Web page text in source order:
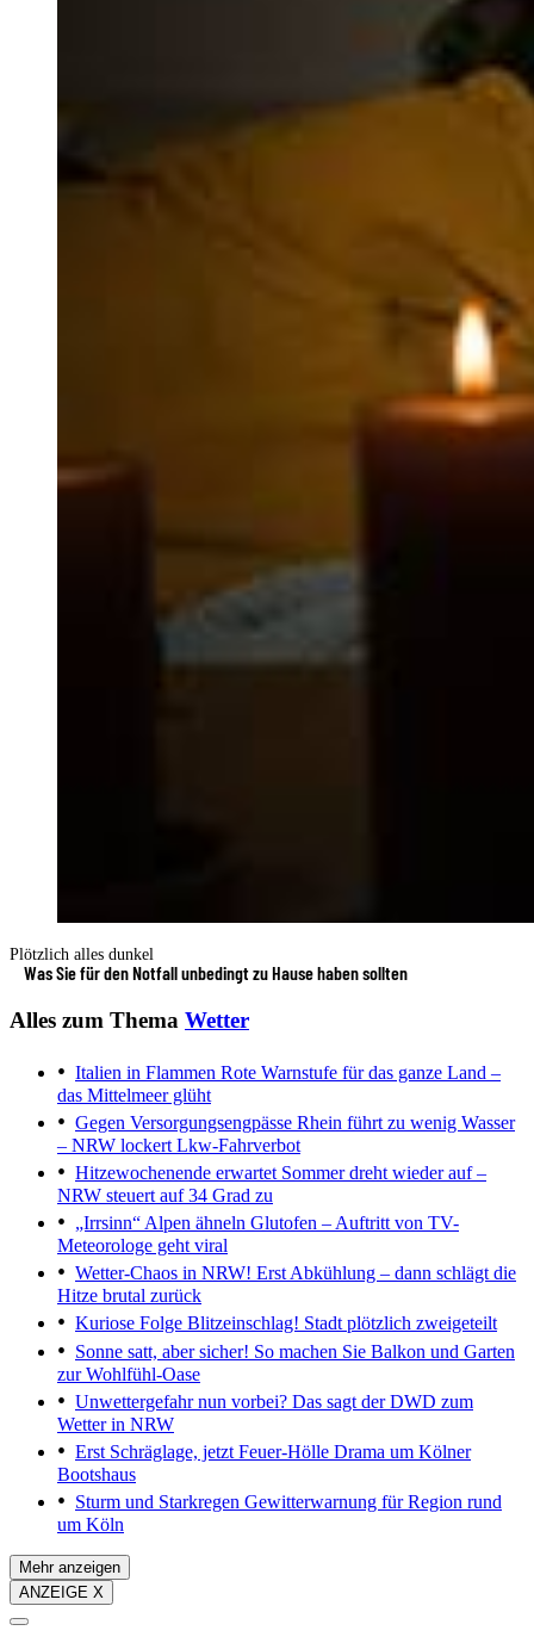
Plötzlich alles dunkel
Was Sie für den Notfall unbedingt zu Hause haben sollten
Alles zum Thema Wetter
Italien in Flammen Rote Warnstufe für das ganze Land –
das Mittelmeer glüht
Gegen Versorgungsengpässe Rhein führt zu wenig Wasser
– NRW lockert Lkw-Fahrverbot
Hitzewochenende erwartet Sommer dreht wieder auf –
NRW steuert auf 34 Grad zu
„Irrsinn“ Alpen ähneln Glutofen – Auftritt von TV-
Meteorologe geht viral
Wetter-Chaos in NRW! Erst Abkühlung – dann schlägt die
Hitze brutal zurück
Kuriose Folge Blitzeinschlag! Stadt plötzlich zweigeteilt
Sonne satt, aber sicher! So machen Sie Balkon und Garten
zur Wohlfühl-Oase
Unwettergefahr nun vorbei? Das sagt der DWD zum
Wetter in NRW
Erst Schräglage, jetzt Feuer-Hölle Drama um Kölner
Bootshaus
Sturm und Starkregen Gewitterwarnung für Region rund
um Köln
Mehr anzeigen
ANZEIGE X